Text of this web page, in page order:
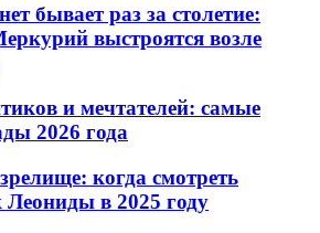
бывает раз за столетие:
выстроятся возле
и мечтателей: самые
2026 года
когда смотреть
в 2025 году